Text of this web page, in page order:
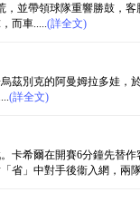
並帶領球隊重響勝鼓，
而車.....(詳全文)
茲別克的阿曼姆拉多娃，
(詳全文)
卡希爾在開賽6分鐘先替
省」中對手後衞入網，兩